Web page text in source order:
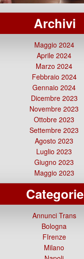
Archivi
Maggio 2024
Aprile 2024
Marzo 2024
Febbraio 2024
Gennaio 2024
Dicembre 2023
Novembre 2023
Ottobre 2023
Settembre 2023
Agosto 2023
Luglio 2023
Giugno 2023
Maggio 2023
Categorie
Annunci Trans
Bologna
FIrenze
Milano